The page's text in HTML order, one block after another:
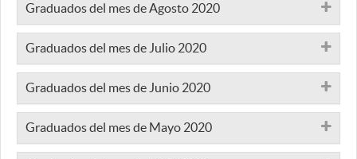
Graduados del mes de Agosto 2020
Graduados del mes de Julio 2020
Graduados del mes de Junio 2020
Graduados del mes de Mayo 2020